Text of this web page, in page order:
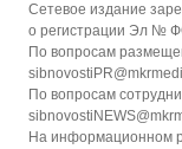
Сетевое издание
о регистрации Эл №
По вопросам
По вопросам
На информационном